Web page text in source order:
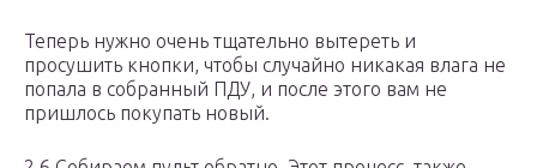
Теперь нужно очень тщательно вытереть и
просушить кнопки, чтобы случайно никакая влага не
попала в собранный ПДУ, и после этого вам не
пришлось покупать новый.